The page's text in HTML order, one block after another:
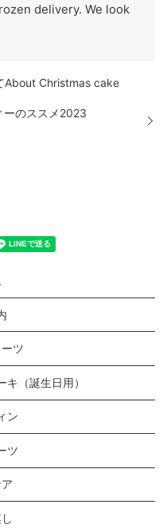
delivery. We look
About Christmas cake
ーのススメ2023
ツ
（誕生日用）
ン
ツ